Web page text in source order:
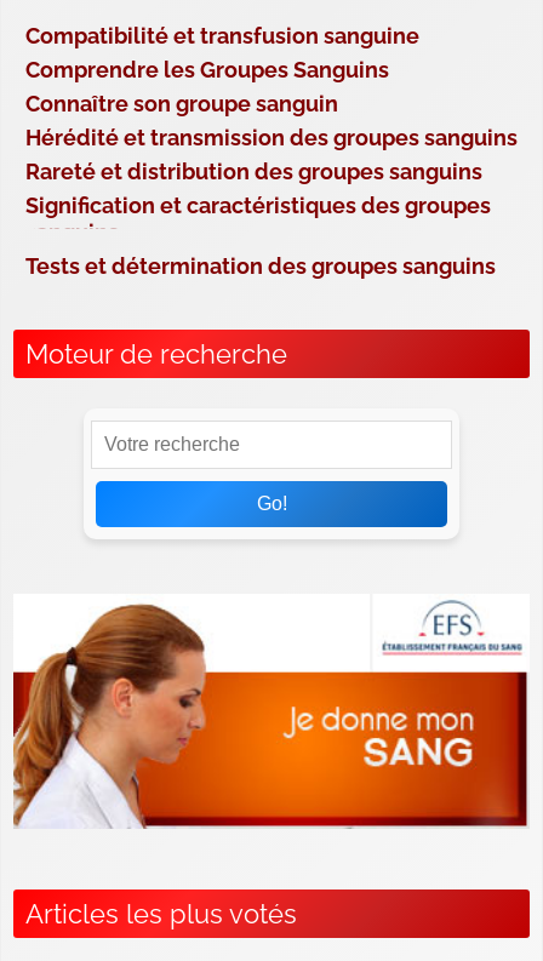
Compatibilité et transfusion sanguine
Comprendre les Groupes Sanguins
Connaître son groupe sanguin
Hérédité et transmission des groupes sanguins
Rareté et distribution des groupes sanguins
Signification et caractéristiques des groupes
sanguins
Tests et détermination des groupes sanguins
Moteur de recherche
Go!
Articles les plus votés